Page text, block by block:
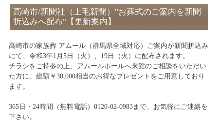
高崎市/新聞社（上毛新聞）"お葬式のご案内を新聞
折込みへ配布"【更新案内】
高崎市の家族葬 アムール（群馬県全域対応）ご案内が新聞折込み
にて、令和3年1月5日（火）、19日（火）に配布されます。
チラシをご持参の上、アムールホールへ来館のご相談をいただい
た方に、総額￥30,000相当のお得なプレゼントをご用意しており
ます。
365日・24時間（無料電話）0120-02-0983まで、お気軽にご連絡を
下さい。